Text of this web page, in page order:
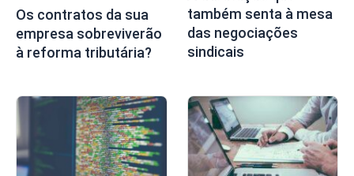
Os contratos da sua
empresa sobreviverão
à reforma tributária?
também senta à mesa
das negociações
sindicais